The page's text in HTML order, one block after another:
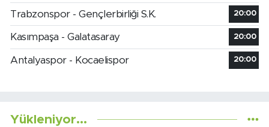
Trabzonspor - Gençlerbirliği S.K. 20:00
Kasımpaşa - Galatasaray 20:00
Antalyaspor - Kocaelispor 20:00
Yükleniyor...